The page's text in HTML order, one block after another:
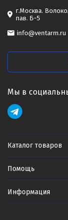
г.Москва.
пав. Б-5
info@ventarm.ru
Мы в
Каталог товаров
Помощь
Информация